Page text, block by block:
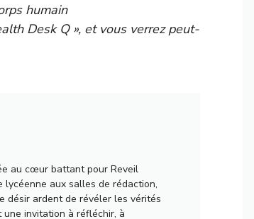
humain
Desk Q », et vous verrez peut-
au cœur battant pour Reveil
lycéenne aux salles de rédaction,
désir ardent de révéler les vérités
invitation à réfléchir, à